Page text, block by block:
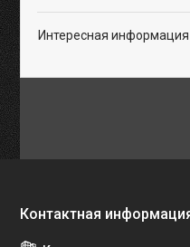
Интересная информация